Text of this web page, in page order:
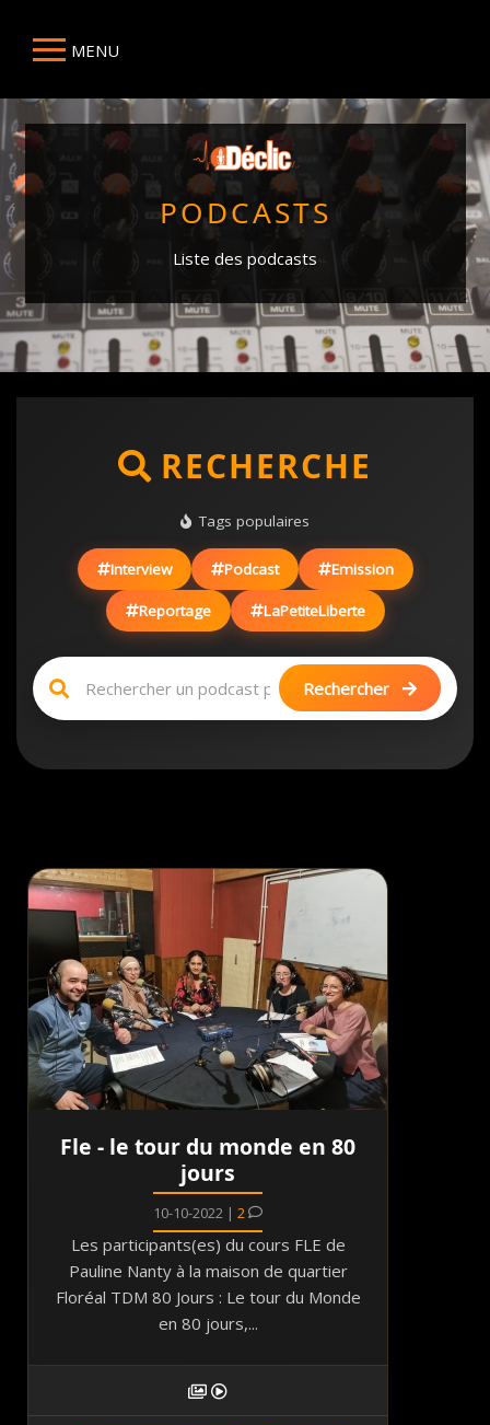
MENU
PODCASTS
Liste des podcasts
RECHERCHE
Tags populaires
Interview Podcast Emission
Reportage LaPetiteLiberte
Rechercher
Fle - le tour du monde en 80
jours
10-10-2022 | 2
Les participants(es) du cours FLE de
Pauline Nanty à la maison de quartier
Floréal TDM 80 Jours : Le tour du Monde
en 80 jours,...